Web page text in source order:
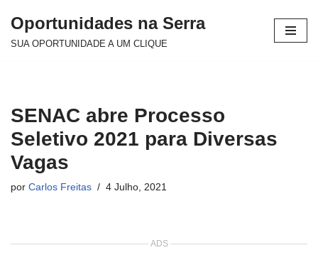
Avançar
Oportunidades na Serra
SUA OPORTUNIDADE A UM CLIQUE
SENAC abre Processo
Seletivo 2021 para Diversas
Vagas
por Carlos Freitas 4 Julho, 2021
ADS